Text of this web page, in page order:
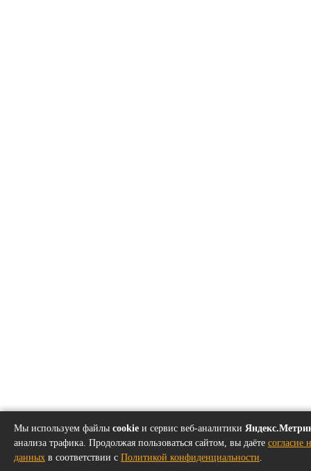
Мы используем файлы cookie и сервис веб-аналитики
анализа трафика. Продолжая пользоваться сайтом, вы даёте согласие
данных в соответствии с Политикой конфиденциальности.